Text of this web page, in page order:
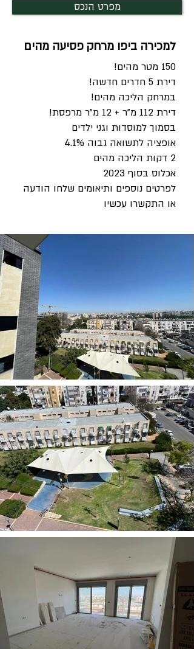
מפרט הנכס
למכירה ביפו מרחק פסיעה מהים
150 מטר מהים!
דירת 5 חדרים חדשה!
במרחק הליכה מהים!
דירת 112 מ"ר + 12 מ"ר מרפסת!
בסמוך למוסדות וגני ילדים
אופציה לתשואה גבוה 4.1%
2 דקות הליכה מהים
אכלוס בסוף 2023
לפרטים נוספים ותיאומים שלחו הודעה
או התקשרו עכשיו